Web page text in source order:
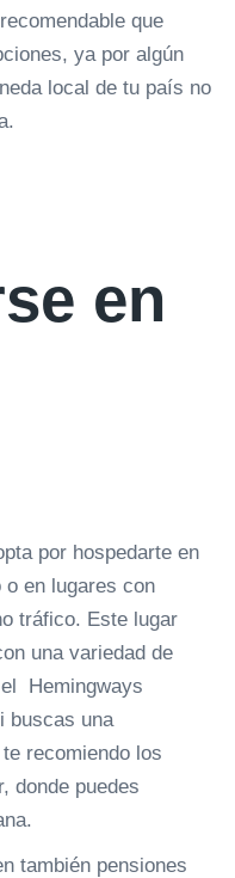
que
ya por algún
local de tu país no
en
por hospedarte en
o en lugares con
tráfico. Este lugar
una variedad de
Hemingways
buscas una
recomiendo los
donde puedes
también pensiones